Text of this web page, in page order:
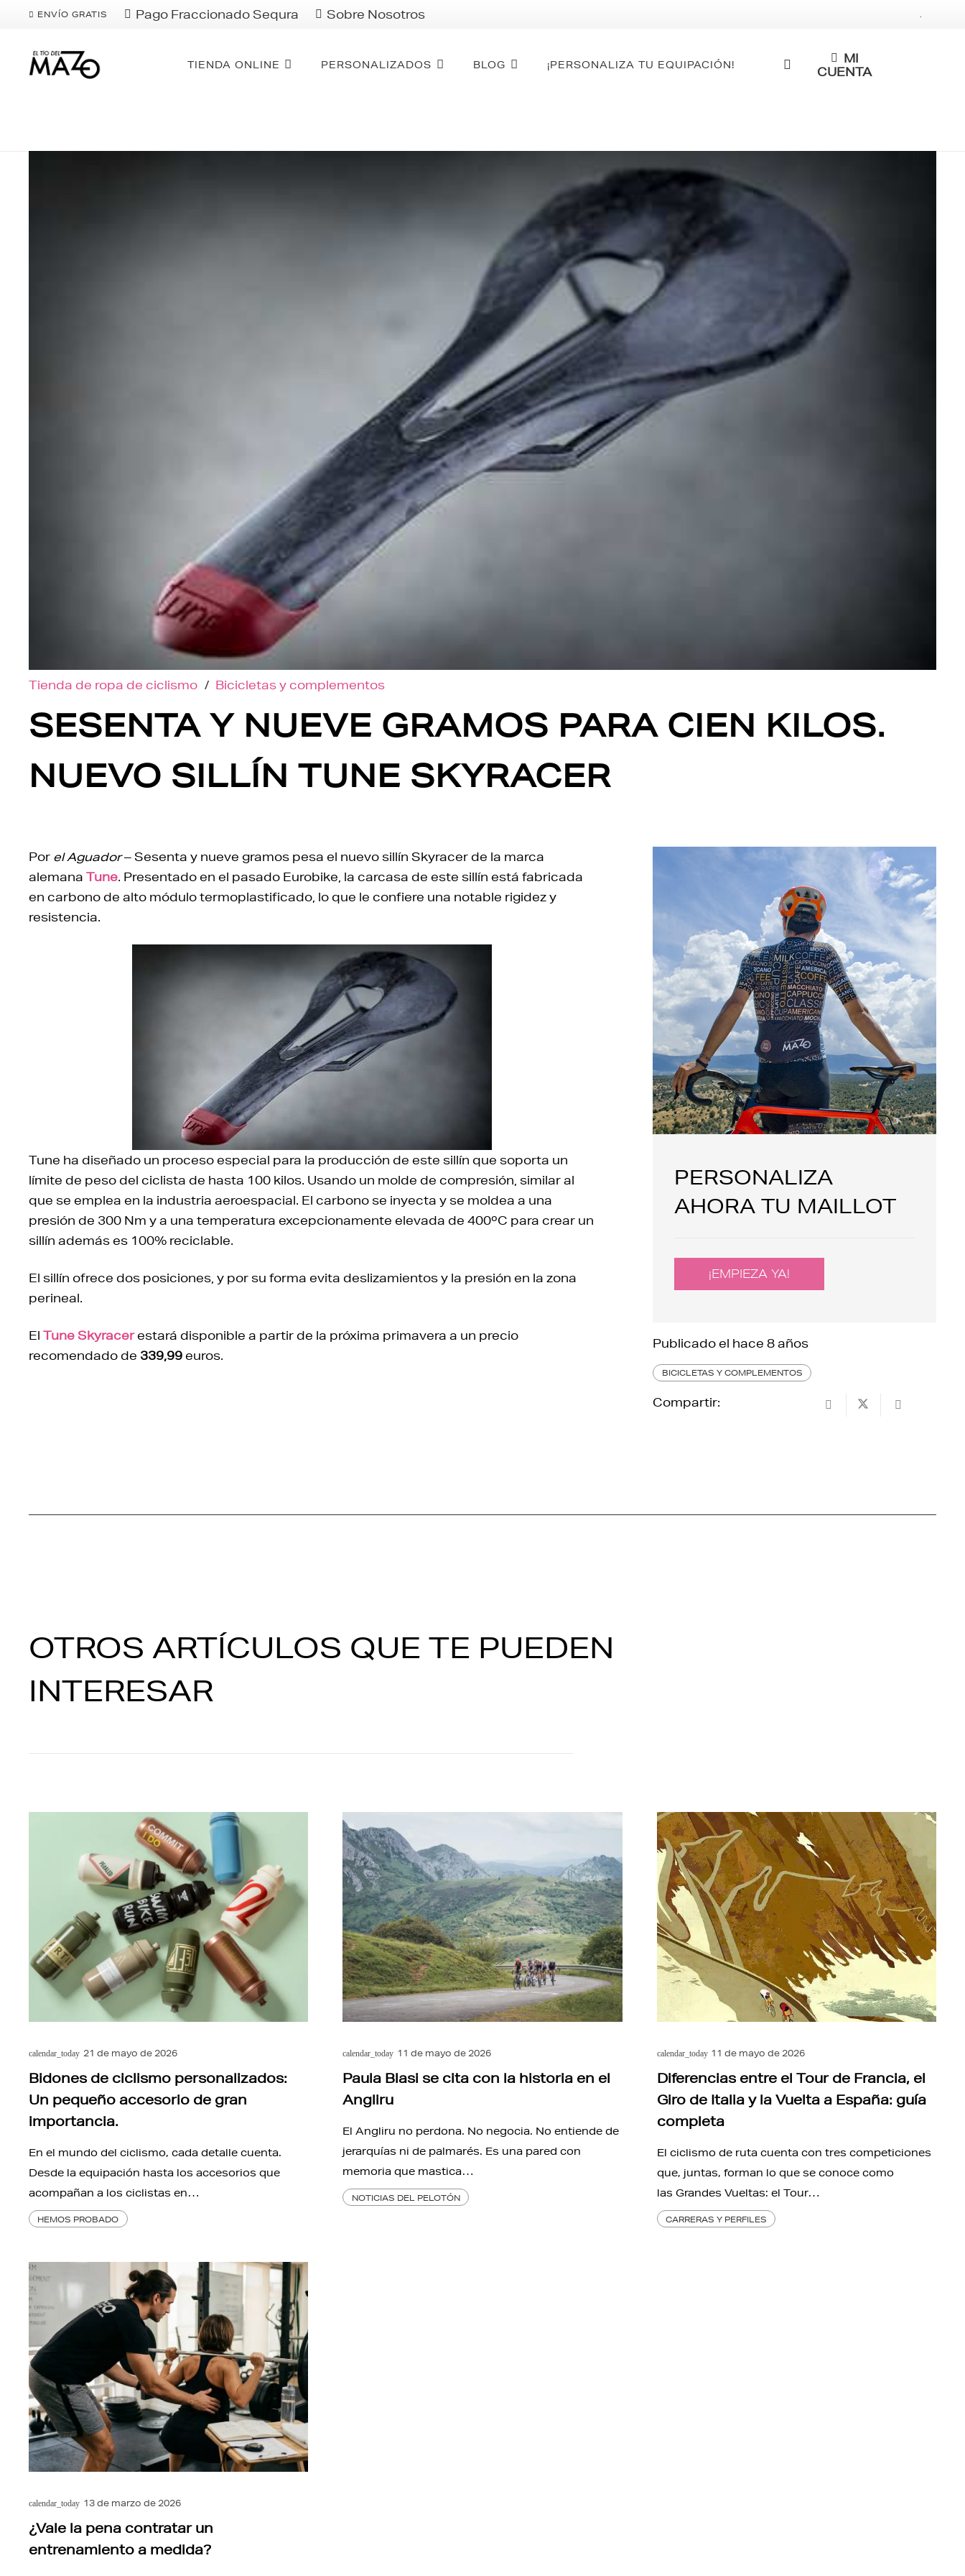
ENVÍO GRATIS Pago Fraccionado Sequra Sobre Nosotros .
TIENDA ONLINE PERSONALIZADOS BLOG ¡PERSONALIZA TU EQUIPACIÓN!
MI
CUENTA
Tienda de ropa de ciclismo / Bicicletas y complementos
SESENTA Y NUEVE GRAMOS PARA CIEN KILOS.
NUEVO SILLÍN TUNE SKYRACER
Por el Aguador– Sesenta y nueve gramos pesa el nuevo sillín Skyracer de la marca
alemana Tune. Presentado en el pasado Eurobike, la carcasa de este sillín está fabricada
en carbono de alto módulo termoplastificado, lo que le confiere una notable rigidez y
resistencia.
Tune ha diseñado un proceso especial para la producción de este sillín que soporta un
límite de peso del ciclista de hasta 100 kilos. Usando un molde de compresión, similar al
que se emplea en la industria aeroespacial. El carbono se inyecta y se moldea a una
presión de 300 Nm y a una temperatura excepcionamente elevada de 400ºC para crear un
sillín además es 100% reciclable.
El sillín ofrece dos posiciones, y por su forma evita deslizamientos y la presión en la zona
perineal.
El Tune Skyracerestará disponible a partir de la próxima primavera a un precio
recomendado de 339,99euros.
PERSONALIZA
AHORA TU MAILLOT
¡EMPIEZA YA!
Publicado el hace 8 años
BICICLETAS Y COMPLEMENTOS
Compartir:
OTROS ARTÍCULOS QUE TE PUEDEN
INTERESAR
calendar_today 21 de mayo de 2026
Bidones de ciclismo personalizados:
Un pequeño accesorio de gran
importancia.
En el mundo del ciclismo, cada detalle cuenta.
Desde la equipación hasta los accesorios que
acompañan a los ciclistas en…
HEMOS PROBADO
calendar_today 11 de mayo de 2026
Paula Blasi se cita con la historia en el
Angliru
El Angliru no perdona. No negocia. No entiende de
jerarquías ni de palmarés. Es una pared con
memoria que mastica…
NOTICIAS DEL PELOTÓN
calendar_today 11 de mayo de 2026
Diferencias entre el Tour de Francia, el
Giro de Italia y la Vuelta a España: guía
completa
El ciclismo de ruta cuenta con tres competiciones
que, juntas, forman lo que se conoce como
las Grandes Vueltas: el Tour…
CARRERAS Y PERFILES
calendar_today 13 de marzo de 2026
¿Vale la pena contratar un
entrenamiento a medida?